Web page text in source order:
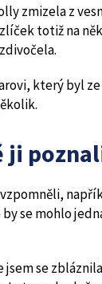
zmizela z
totiž na
který byl
ji
vzpomněli,
by se mohlo
jsem se